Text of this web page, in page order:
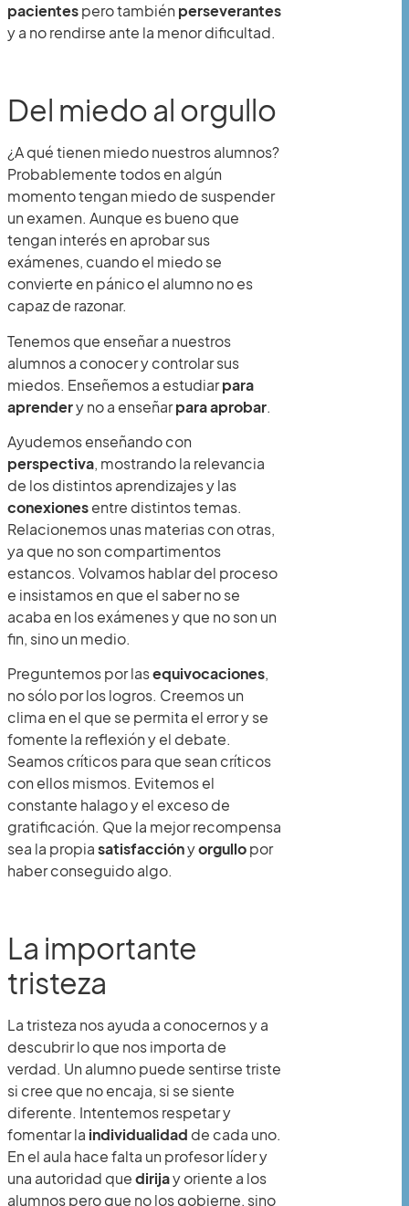
pacientespero también perseverantes
y a no rendirse ante la menor dificultad.
Del miedo al orgullo
¿A qué tienen miedo nuestros alumnos?
Probablemente todos en algún
momento tengan miedo de suspender
un examen. Aunque es bueno que
tengan interés en aprobar sus
exámenes, cuando el miedo se
convierte en pánico el alumno no es
capaz de razonar.
Tenemos que enseñar a nuestros
alumnos a conocer y controlar sus
miedos. Enseñemos a estudiarpara
aprendery no a enseñarpara aprobar.
Ayudemos enseñando con
perspectiva, mostrando la relevancia
de los distintos aprendizajes y las
conexionesentre distintos temas.
Relacionemos unas materias con otras,
ya que no son compartimentos
estancos. Volvamos hablar del proceso
e insistamos en que el saber no se
acaba en los exámenes y que no son un
fin, sino un medio.
Preguntemos por lasequivocaciones,
no sólo por los logros. Creemos un
clima en el que se permita el error y se
fomente la reflexión y el debate.
Seamos críticos para que sean críticos
con ellos mismos. Evitemos el
constante halago y el exceso de
gratificación. Que la mejor recompensa
sea la propiasatisfacciónyorgullopor
haber conseguido algo.
La importante
tristeza
La tristeza nos ayuda a conocernos y a
descubrir lo que nos importa de
verdad. Un alumno puede sentirse triste
si cree que no encaja, si se siente
diferente. Intentemos respetar y
fomentar la individualidad de cada uno.
En el aula hace falta un profesor líder y
una autoridad quedirijay oriente a los
alumnos pero que no los gobierne, sino